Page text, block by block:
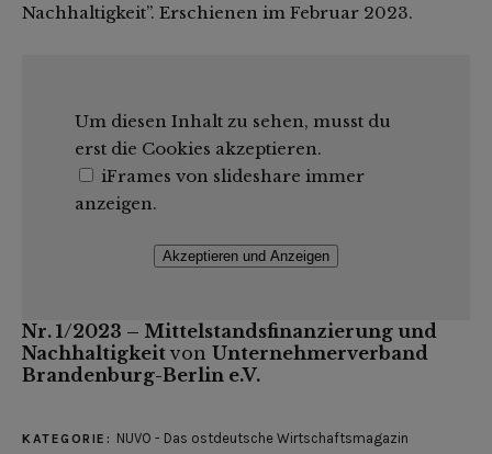
Nachhaltigkeit”. Erschienen im Februar 2023.
Um diesen Inhalt zu sehen, musst du
erst die Cookies akzeptieren.
iFrames von slideshare immer
anzeigen.
Akzeptieren und Anzeigen
Nr. 1/2023 – Mittelstandsfinanzierung und
Nachhaltigkeit von Unternehmerverband
Brandenburg-Berlin e.V.
KATEGORIE: NUVO - Das ostdeutsche Wirtschaftsmagazin